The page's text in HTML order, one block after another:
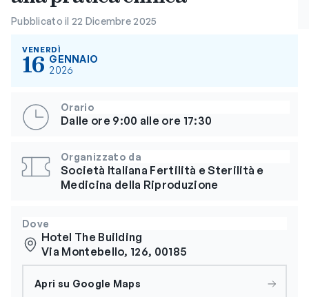
Pubblicato il 22 Dicembre 2025
VENERDÌ
16 GENNAIO
2026
Orario
Dalle ore 9:00 alle ore 17:30
Organizzato da
Società Italiana Fertilità e Sterilità e
Medicina della Riproduzione
Dove
Hotel The Building
Via Montebello, 126, 00185
Apri su Google Maps